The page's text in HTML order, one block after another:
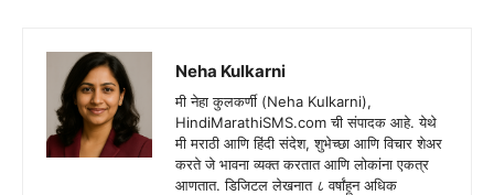
Neha Kulkarni
मी नेहा कुलकर्णी (Neha Kulkarni),
HindiMarathiSMS.com ची संपादक आहे. येथे
मी मराठी आणि हिंदी संदेश, शुभेच्छा आणि विचार शेअर
करते जे भावना व्यक्त करतात आणि लोकांना एकत्र
आणतात. डिजिटल लेखनात ८ वर्षांहून अधिक